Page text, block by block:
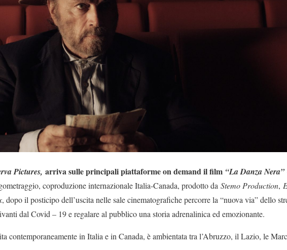
Pictures, arriva sulle principali piattaforme on demand il film “La Danza Nera”
coproduzione internazionale Italia-Canada, prodotto da Stemo Production,
, dopo il posticipo dell’uscita nelle sale cinematografiche percorre la “nuova via” dello
dal Covid – 19 e regalare al pubblico una storia adrenalinica ed emozionante.
contemporaneamente in Italia e in Canada, è ambientata tra l’Abruzzo, il Lazio, le